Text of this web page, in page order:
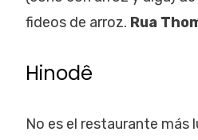
fideos de arroz. Rua
Hinodê
No es el restaurante más